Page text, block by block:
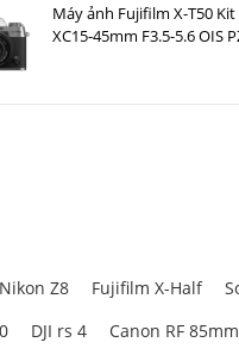
hoặc bàn phím cơ – một
arm phổ biến trên thị trường.
Máy ảnh Fujifilm X-T50 Kit
XC15-45mm F3.5-5.6 OIS
Nikon Z8 Fujifilm X-Half
DJI rs 4 Canon RF 85mm